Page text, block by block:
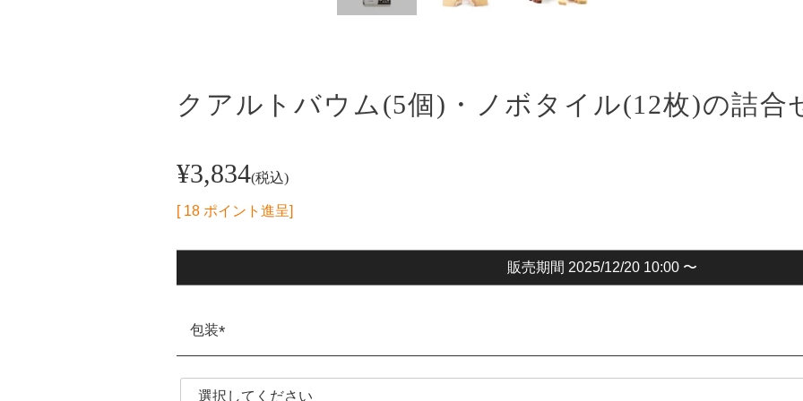
クアルトバウム(5個)・ノボタイル(12枚)の詰合
¥3,834 税込
[ 18 ポイント進呈]
販売期間 2025/12/20 10:00 〜
包装
(必
須)